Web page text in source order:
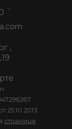
,
странице